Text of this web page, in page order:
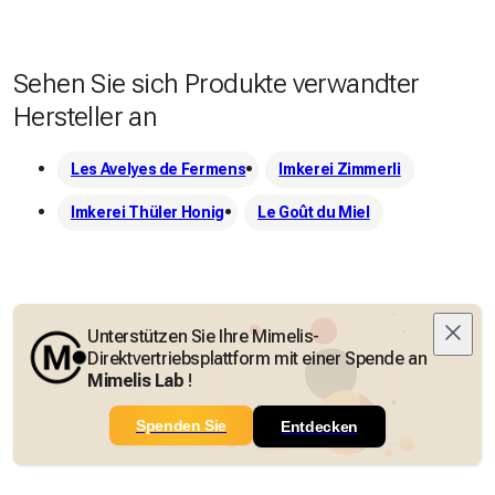
Sehen Sie sich Produkte verwandter
Hersteller an
Les Avelyes de Fermens Imkerei Zimmerli
Imkerei Thüler Honig Le Goût du Miel
Unterstützen Sie Ihre Mimelis-
Direktvertriebsplattform mit einer Spende an
Mimelis Lab !
Spenden Sie Entdecken